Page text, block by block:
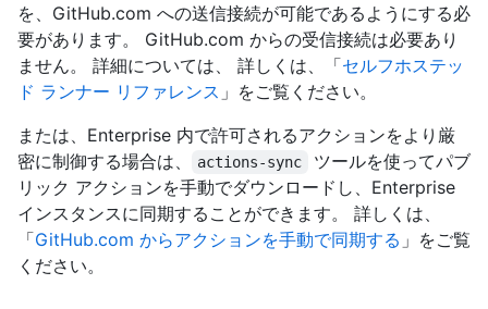
を、GitHub.com への送信接続が可能であるようにする必
要があります。 GitHub.com からの受信接続は必要あり
ません。 詳細については、 詳しくは、「セルフホステッ
ド ランナー リファレンス 」をご覧ください。
または、Enterprise 内で許可されるアクションをより厳
密に制御する場合は、
actions-sync
ツールを使ってパブ
リック アクションを手動でダウンロードし、Enterprise
インスタンスに同期することができます。 詳しくは、
「GitHub.com からアクションを手動で同期する 」をご覧
ください。